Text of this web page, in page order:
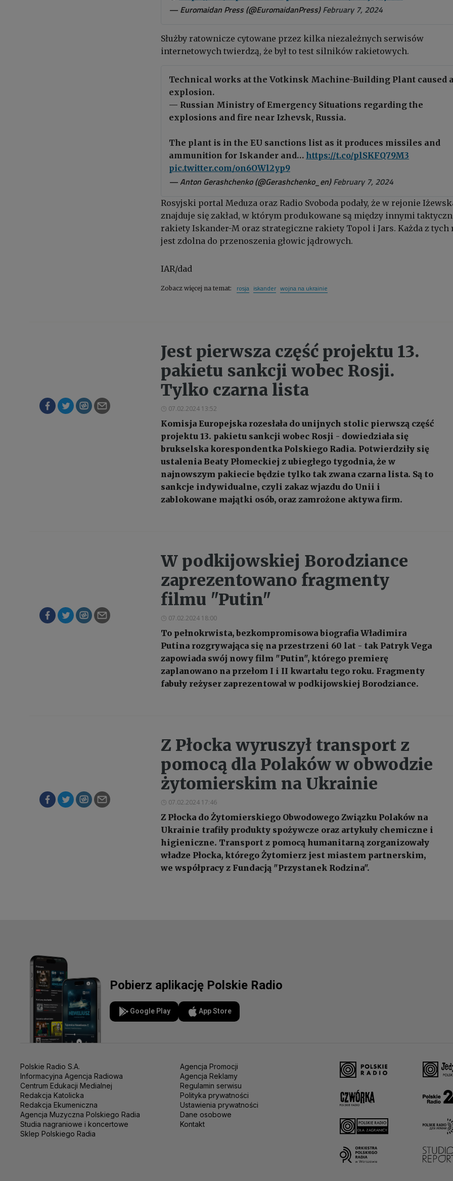
— Euromaidan Press (@EuromaidanPress)February 7, 2024
Służby ratownicze cytowane przez kilka niezależnych serwisów
internetowych twierdzą, że był to test silników rakietowych.
Technical works at the Votkinsk Machine-Building Plant caused
explosion.
— Russian Ministry of Emergency Situations regarding the
explosions and fire near Izhevsk, Russia.
The plant is in the EU sanctions list as it produces missiles and
ammunition for Iskander and… https://t.co/plSKFQ79M3
pic.twitter.com/on6OWl2yp9
— Anton Gerashchenko (@Gerashchenko_en)February 7, 2024
Rosyjski portal Meduza oraz Radio Svoboda podały, że w rejonie
znajduje się zakład, w którym produkowane są między innymi
rakiety Iskander-M oraz strategiczne rakiety Topol i Jars. Każda z tych
jest zdolna do przenoszenia głowic jądrowych.
IAR/dad
Zobacz więcej na temat: rosja iskander wojna na ukrainie
Jest pierwsza część projektu 13.
pakietu sankcji wobec Rosji.
Tylko czarna lista
07.02.2024 13:52
Komisja Europejska rozesłała do unijnych stolic pierwszą część
projektu 13. pakietu sankcji wobec Rosji - dowiedziała się
brukselska korespondentka Polskiego Radia. Potwierdziły się
ustalenia Beaty Płomeckiej z ubiegłego tygodnia, że w
najnowszym pakiecie będzie tylko tak zwana czarna lista. Są to
sankcje indywidualne, czyli zakaz wjazdu do Unii i
zablokowane majątki osób, oraz zamrożone aktywa firm.
W podkijowskiej Borodziance
zaprezentowano fragmenty
filmu "Putin"
07.02.2024 18:00
To pełnokrwista, bezkompromisowa biografia Władimira
Putina rozgrywająca się na przestrzeni 60 lat - tak Patryk Vega
zapowiada swój nowy film "Putin", którego premierę
zaplanowano na przełom I i II kwartału tego roku. Fragmenty
fabuły reżyser zaprezentował w podkijowskiej Borodziance.
Z Płocka wyruszył transport z
pomocą dla Polaków w obwodzie
żytomierskim na Ukrainie
07.02.2024 17:46
Z Płocka do Żytomierskiego Obwodowego Związku Polaków na
Ukrainie trafiły produkty spożywcze oraz artykuły chemiczne i
higieniczne. Transport z pomocą humanitarną zorganizowały
władze Płocka, którego Żytomierz jest miastem partnerskim,
we współpracy z Fundacją "Przystanek Rodzina".
Pobierz aplikację Polskie Radio
Google Play App Store
Polskie Radio S.A.
Informacyjna Agencja Radiowa
Centrum Edukacji Medialnej
Redakcja Katolicka
Redakcja Ekumeniczna
Agencja Muzyczna Polskiego Radia
Studia nagraniowe i koncertowe
Sklep Polskiego Radia
Agencja Promocji
Agencja Reklamy
Regulamin serwisu
Polityka prywatności
Ustawienia prywatności
Dane osobowe
Kontakt